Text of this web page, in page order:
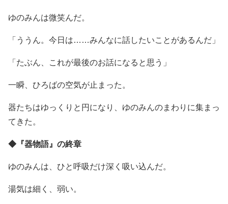
ゆのみんは微笑んだ。
「ううん。今日は……みんなに話したいことがあるんだ」
「たぶん、これが最後のお話になると思う」
一瞬、ひろばの空気が止まった。
器たちはゆっくりと円になり、ゆのみんのまわりに集まっ
てきた。
◆『器物語』の終章
ゆのみんは、ひと呼吸だけ深く吸い込んだ。
湯気は細く、弱い。